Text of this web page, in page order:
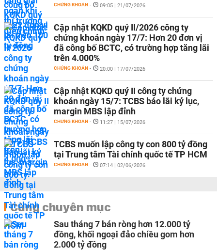
CHỨNG KHOÁN - 09:05 | 21/07/2026
Cập nhật KQKD quý II/2026 công ty
chứng khoán ngày 17/7: Hơn 20 đơn vị
đã công bố BCTC, có trường hợp tăng lãi
trên 4.000%
CHỨNG KHOÁN - 20:00 | 17/07/2026
Cập nhật KQKD quý II công ty chứng
khoán ngày 15/7: TCBS báo lãi kỷ lục,
margin MBS lập đỉnh
CHỨNG KHOÁN - 11:27 | 15/07/2026
TCBS muốn lập công ty con 800 tỷ đồng
tại Trung tâm Tài chính quốc tế TP HCM
CHỨNG KHOÁN - 07:14 | 02/06/2026
Cùng chuyên mục
Sau tháng 7 bán ròng hơn 12.000 tỷ
đồng, khối ngoại đảo chiều gom hơn
2.000 tỷ đồng